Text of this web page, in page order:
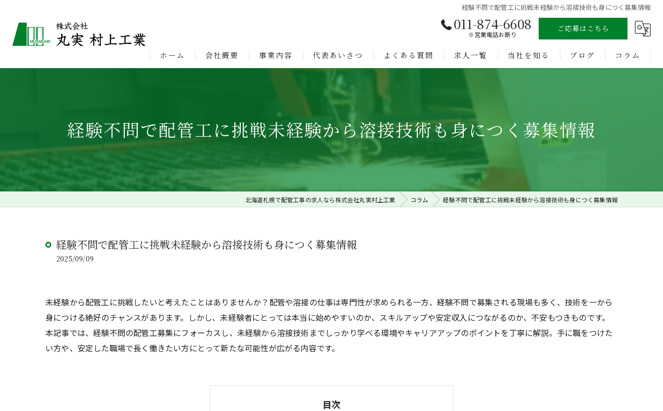
経験不問で配管工に挑戦未経験から溶接技術も身につく募集情報
011-874-6608
※営業電話お断り
ご応募はこちら
ホーム 会社概要 事業内容 代表あいさつ よくある質問 求人一覧 当社を知る
経験者
ブログ コラム
経験不問で配管工に挑戦未経験から溶接技術も身につく募集情報
北海道札幌で配管工事の求人なら株式会社丸実村上工業 コラム 経験不問で配管工に挑戦未経験から溶接技術も身につく募集情報
経験不問で配管工に挑戦未経験から溶接技術も身につく募集情報
2025/09/09
未経験から配管工に挑戦したいと考えたことはありませんか？配管や溶接の仕事は専門性が求められる一方、経験不問で募集される現場も多く、技術を一から
身につける絶好のチャンスがあります。しかし、未経験者にとっては本当に始めやすいのか、スキルアップや安定収入につながるのか、不安もつきものです。
本記事では、経験不問の配管工募集にフォーカスし、未経験から溶接技術までしっかり学べる環境やキャリアアップのポイントを丁寧に解説。手に職をつけた
い方や、安定した職場で長く働きたい方にとって新たな可能性が広がる内容です。
目次